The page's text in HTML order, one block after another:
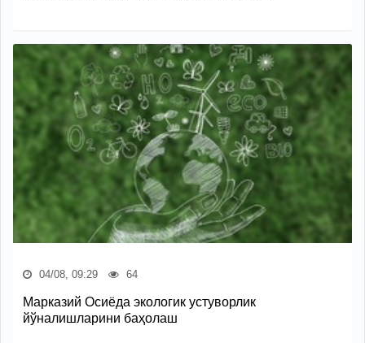
04/08, 09:29 64
Марказий Осиёда экологик устуворлик
йўналишларини баҳолаш